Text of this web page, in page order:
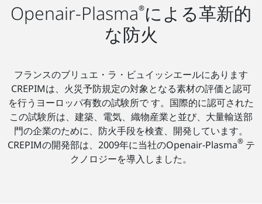
Openair-Plasma®による革新的
な防火
フランスのブリュエ・ラ・ビュイッシエールにあります
CREPIMは、火災予防規定の対象となる素材の評価と認可
を行うヨーロッパ有数の試験所で す。国際的に認可された
この試験所は、建築、電気、織物産業と並び、大量輸送部
門の企業のために、防火手段を検査、開発しています。
CREPIMの開発部は、2009年に当社のOpenair-Plasma®テ
クノロジーを導入しました。